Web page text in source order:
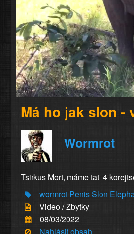
Má ho jak slon -
Wormrot
Tsirkus Mort, máme tati 4
wormrot PenisSlon
Video / Zbytky
08/03/2022
Nahlásit obsah